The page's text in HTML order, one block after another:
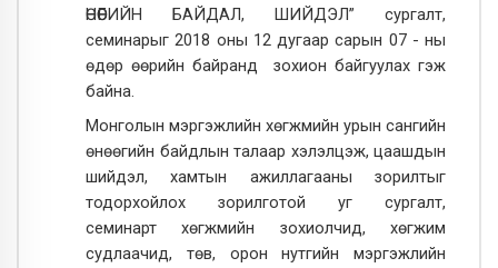
ӨНӨӨГИЙН БАЙДАЛ, ШИЙДЭЛ” сургалт,
семинарыг 2018 оны 12 дугаар сарын 07 - ны
өдөр өөрийн байранд зохион байгуулах гэж
байна.
Монголын мэргэжлийн хөгжмийн урын сангийн
өнөөгийн байдлын талаар хэлэлцэж, цаашдын
шийдэл, хамтын ажиллагааны зорилтыг
тодорхойлох зорилготой уг сургалт,
семинартхөгжмийн зохиолчид, хөгжим
судлаачид, төв, орон нутгийн мэргэжлийн